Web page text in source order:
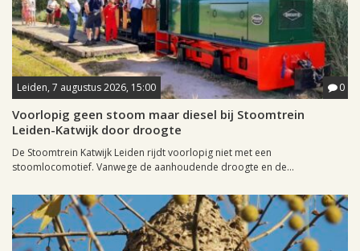
Leiden, 7 augustus 2026, 15:00 0
Voorlopig geen stoom maar diesel bij Stoomtrein
Leiden-Katwijk door droogte
De Stoomtrein Katwijk Leiden rijdt voorlopig niet met een
stoomlocomotief. Vanwege de aanhoudende droogte en de...